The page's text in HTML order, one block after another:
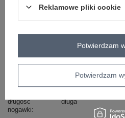
Zadzwoń
+48 601 547 740
RELEVANCE
wzór
dominujący
gładki
pasie
wysoki
długość
nogawki
długa
Reklamowe pliki cookie
Potwierdzam
Potwierdzam